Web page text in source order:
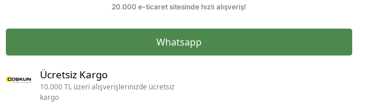
Whatsapp
Ücretsiz Kargo
10.000 TL üzeri alışverişlerinizde ücretsiz
kargo